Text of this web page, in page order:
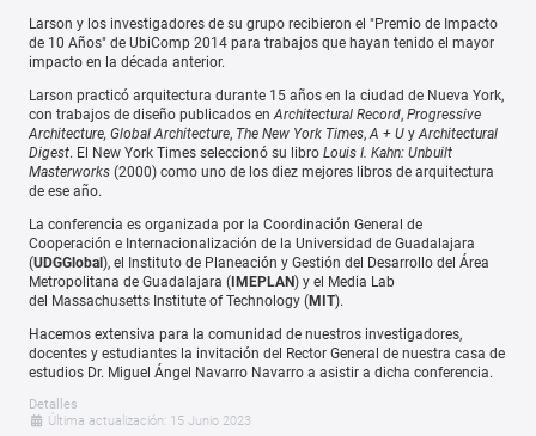
Larson y los investigadores de su grupo recibieron el "Premio de Impacto
de 10 Años" de UbiComp 2014 para trabajos que hayan tenido el mayor
impacto en la década anterior.
Larson practicó arquitectura durante 15 años en la ciudad de Nueva York,
con trabajos de diseño publicados enArchitectural Record, Progressive
Architecture, Global Architecture, The New York Times,A + U yArchitectural
Digest. El New York Times seleccionó su libro Louis I. Kahn: Unbuilt
Masterworks (2000) como uno de los diez mejores libros de arquitectura
de ese año.
La conferencia es organizada por la Coordinación General de
Cooperación e Internacionalización de la Universidad de Guadalajara
(UDGGlobal), el Instituto de Planeación y Gestión del Desarrollo del Área
Metropolitana de Guadalajara (IMEPLAN) y el Media Lab
del Massachusetts Institute of Technology (MIT).
Hacemos extensiva para la comunidad de nuestros investigadores,
docentes y estudiantes la invitación del Rector General de nuestra casa de
estudios Dr. Miguel Ángel Navarro Navarro a asistir a dicha conferencia.
Detalles
Última actualización: 15 Junio 2023